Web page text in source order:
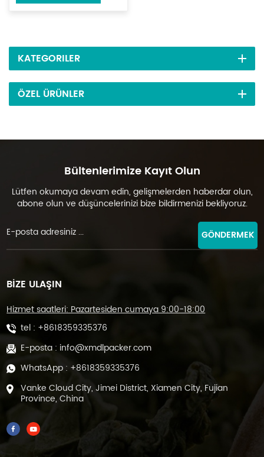
KATEGORILER
ÖZEL ÜRÜNLER
Bültenlerimize Kayıt Olun
Lütfen okumaya devam edin, gelişmelerden haberdar olun,
abone olun ve düşüncelerinizi bize bildirmenizi bekliyoruz.
GÖNDERMEK
BİZE ULAŞIN
Hizmet saatleri: Pazartesiden cumaya 9:00-18:00
tel : +8618359335376
E-posta : info@xmdlpacker.com
WhatsApp : +8618359335376
Vanke Cloud City, Jimei District, Xiamen City, Fujian
Province, China